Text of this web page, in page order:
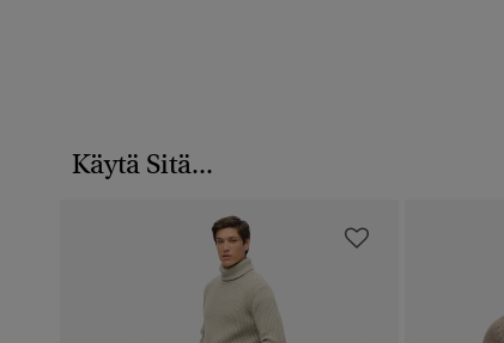
Käytä Sitä...